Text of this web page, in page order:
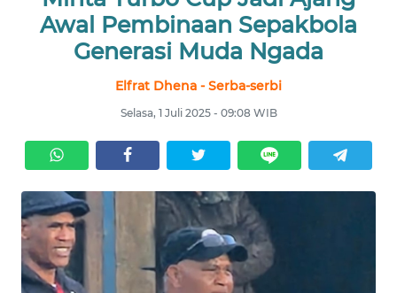
Awal Pembinaan Sepakbola
Generasi Muda Ngada
Elfrat Dhena - Serba-serbi
Selasa, 1 Juli 2025 - 09:08 WIB
NUSANTARA
SERBI
LABUAN
BAJO
OPINI